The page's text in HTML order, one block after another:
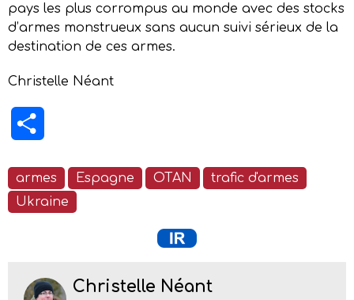
pays les plus corrompus au monde avec des stocks
d’armes monstrueux sans aucun suivi sérieux de la
destination de ces armes.
Christelle Néant
armes Espagne OTAN
trafic d'armes
Ukraine
Christelle Néant